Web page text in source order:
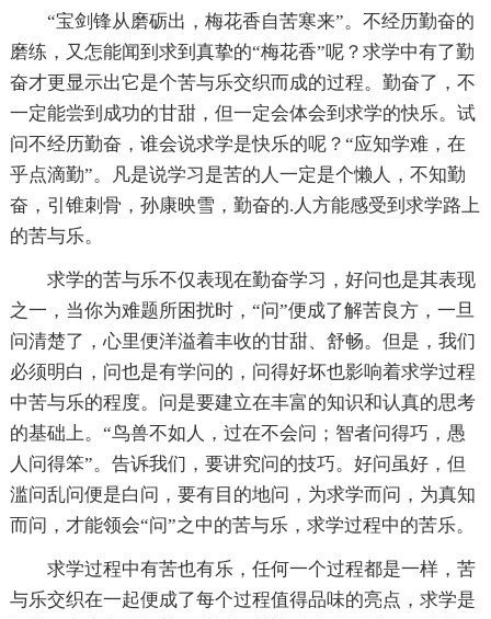
“宝剑锋从磨砺出，梅花香自苦寒来”。不经历勤奋的
磨练，又怎能闻到求到真挚的“梅花香”呢？求学中有了勤
奋才更显示出它是个苦与乐交织而成的过程。勤奋了，不
一定能尝到成功的甘甜，但一定会体会到求学的快乐。试
问不经历勤奋，谁会说求学是快乐的呢？“应知学难，在
乎点滴勤”。凡是说学习是苦的人一定是个懒人，不知勤
奋，引锥刺骨，孙康映雪，勤奋的.人方能感受到求学路上
的苦与乐。
求学的苦与乐不仅表现在勤奋学习，好问也是其表现
之一，当你为难题所困扰时，“问”便成了解苦良方，一旦
问清楚了，心里便洋溢着丰收的甘甜、舒畅。但是，我们
必须明白，问也是有学问的，问得好坏也影响着求学过程
中苦与乐的程度。问是要建立在丰富的知识和认真的思考
的基础上。“鸟兽不如人，过在不会问；智者问得巧，愚
人问得笨”。告诉我们，要讲究问的技巧。好问虽好，但
滥问乱问便是白问，要有目的地问，为求学而问，为真知
而问，才能领会“问”之中的苦与乐，求学过程中的苦乐。
求学过程中有苦也有乐，任何一个过程都是一样，苦
与乐交织在一起便成了每个过程值得品味的亮点，求学是